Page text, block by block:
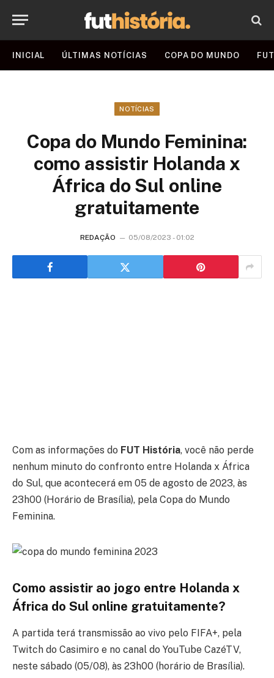
INICIAL ÚLTIMAS NOTÍCIAS COPA DO MUNDO
NOTÍCIAS
Copa do Mundo Feminina:
como assistir Holanda x
África do Sul online
gratuitamente
REDAÇÃO 05/08/2023 - 01:02
Com as informações do FUT História, você não perde
nenhum minuto do confronto entre Holanda x África
do Sul, que acontecerá em 05 de agosto de 2023, às
23h00 (Horário de Brasília), pela Copa do Mundo
Feminina.
Como assistir ao jogo entre Holanda x
África do Sul online gratuitamente?
A partida terá transmissão ao vivo pelo FIFA+, pela
Twitch do Casimiro e no canal do YouTube CazéTV,
neste sábado (05/08), às 23h00 (horário de Brasília).